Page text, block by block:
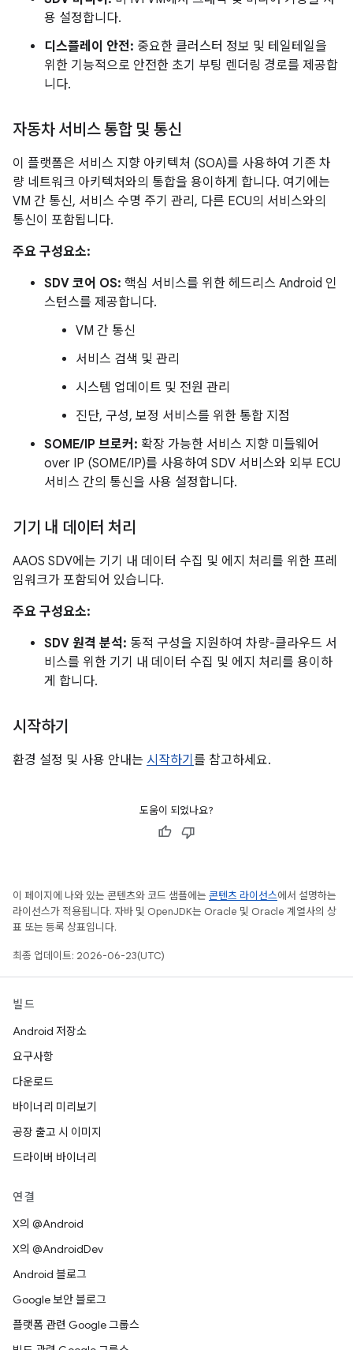
용 설정합니다.
디스플레이 안전: 중요한 클러스터 정보 및 테일테일을
위한 기능적으로 안전한 초기 부팅 렌더링 경로를 제공합
니다.
자동차 서비스 통합 및 통신
이 플랫폼은 서비스 지향 아키텍처 (SOA)를 사용하여 기존 차
량 네트워크 아키텍처와의 통합을 용이하게 합니다. 여기에는
VM 간 통신, 서비스 수명 주기 관리, 다른 ECU의 서비스와의
통신이 포함됩니다.
주요 구성요소:
SDV 코어 OS: 핵심 서비스를 위한 헤드리스 Android 인
스턴스를 제공합니다.
VM 간 통신
서비스 검색 및 관리
시스템 업데이트 및 전원 관리
진단, 구성, 보정 서비스를 위한 통합 지점
SOME/IP 브로커: 확장 가능한 서비스 지향 미들웨어
over IP (SOME/IP)를 사용하여 SDV 서비스와 외부 ECU
서비스 간의 통신을 사용 설정합니다.
기기 내 데이터 처리
AAOS SDV에는 기기 내 데이터 수집 및 에지 처리를 위한 프레
임워크가 포함되어 있습니다.
주요 구성요소:
SDV 원격 분석: 동적 구성을 지원하여 차량-클라우드 서
비스를 위한 기기 내 데이터 수집 및 에지 처리를 용이하
게 합니다.
시작하기
환경 설정 및 사용 안내는 시작하기 를 참고하세요.
도움이 되었나요?
이 페이지에 나와 있는 콘텐츠와 코드 샘플에는 콘텐츠 라이선스에서 설명하는
라이선스가 적용됩니다. 자바 및 OpenJDK는 Oracle 및 Oracle 계열사의 상
표 또는 등록 상표입니다.
최종 업데이트: 2026-06-23(UTC)
빌드
Android 저장소
요구사항
다운로드
바이너리 미리보기
공장 출고 시 이미지
드라이버 바이너리
연결
X의 @Android
X의 @AndroidDev
Android 블로그
Google 보안 블로그
플랫폼 관련 Google 그룹스